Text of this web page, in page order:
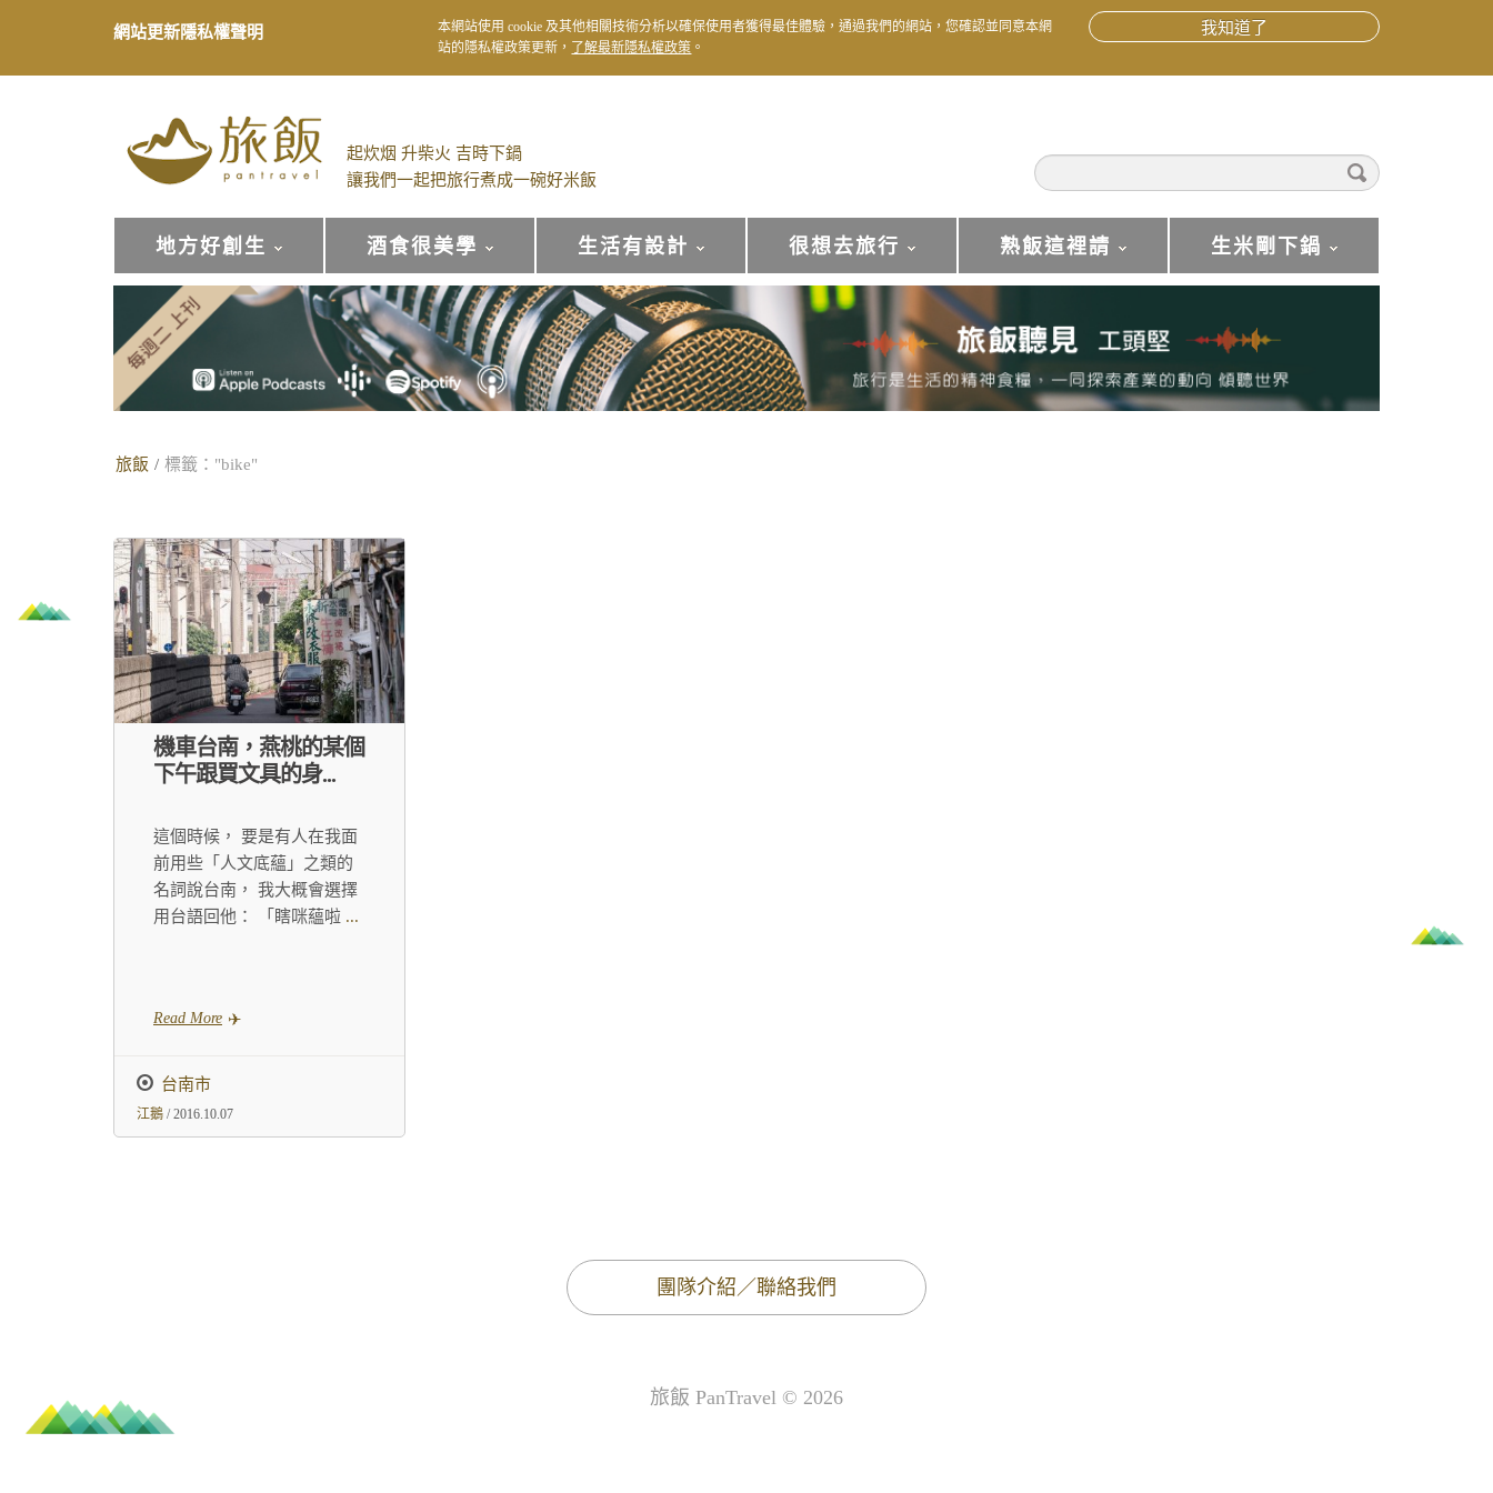
起炊烟 升柴火 吉時下鍋
讓我們一起把旅行煮成一碗好米飯
地方好創生 酒食很美學 生活有設計 很想去旅行 熟飯這裡請 生米剛下鍋
旅飯 / 標籤："bike"
機車台南，燕桃的某個
下午跟買文具的身...
這個時候， 要是有人在我面
前用些「人文底蘊」之類的
名詞說台南， 我大概會選擇
用台語回他： 「瞎咪蘊啦 ...
Read More
台南市
江鵝 / 2016.10.07
團隊介紹／聯絡我們
旅飯 PanTravel © 2026
網站更新隱私權聲明
本網站使用 cookie 及其他相關技術分析以確保使用者獲得最佳體驗，通過我們的網站，您確認並同意本網
站的隱私權政策更新，
了解最新隱私權政策 。
我知道了